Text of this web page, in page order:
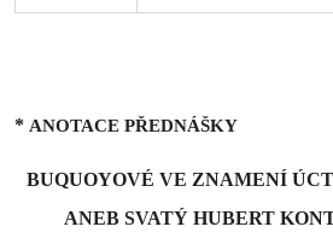
* ANOTACE PŘEDNÁŠKY
BUQUOYOVÉ VE ZNAMENÍ
ANEB SVATÝ HUBERT